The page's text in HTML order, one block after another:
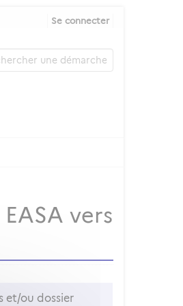
Se connecter
vers
et/ou dossier